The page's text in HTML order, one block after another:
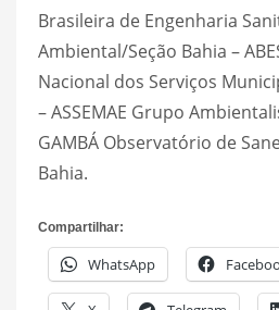
Brasileira de Engenharia
Ambiental/Seção Bahia –
Nacional dos Serviços
– ASSEMAE Grupo
GAMBÁ Observatório de
Bahia.
Compartilhar:
WhatsApp